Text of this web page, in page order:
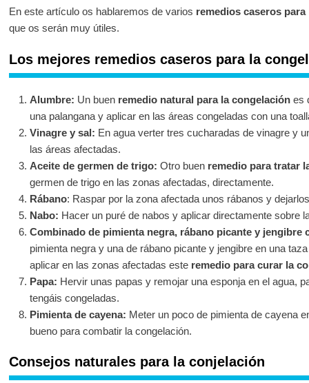
En este artículo os hablaremos de varios remedios caseros
que os serán muy útiles.
Los mejores remedios caseros para la
Alumbre: Un buen remedio natural para la congelaciónes
una palangana y aplicar en las áreas congeladas con una
Vinagre y sal: En agua verter tres cucharadas de vinagre y
las áreas afectadas.
Aceite de germen de trigo: Otro buen remedio para tratar
germen de trigo en las zonas afectadas, directamente.
Rábano: Raspar por la zona afectada unos rábanos y
Nabo: Hacer un puré de nabos y aplicar directamente sobre
Combinado de pimienta negra, rábano picante y jengibre
pimienta negra y una de rábano picante y jengibre en una
aplicar en las zonas afectadas este remedio para curar la
Papa: Hervir unas papas y remojar una esponja en el agua,
tengáis congeladas.
Pimienta de cayena: Meter un poco de pimienta de cayena
bueno para combatir la congelación.
Consejos naturales para la conjelación